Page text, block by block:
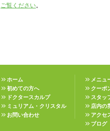
ご覧ください。
ホーム
初めての方へ
ドクタースカルプ
ミュリアム・クリスタル
お問い合わせ
メニュ
クーポ
スタッ
店内の
アクセ
ブログ